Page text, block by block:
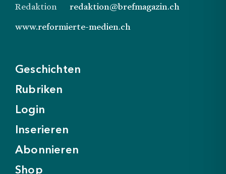
Redaktion
redaktion@brefmagazin.ch
www.reformierte-medien.ch
Geschichten
Rubriken
Login
Inserieren
Abonnieren
Shop